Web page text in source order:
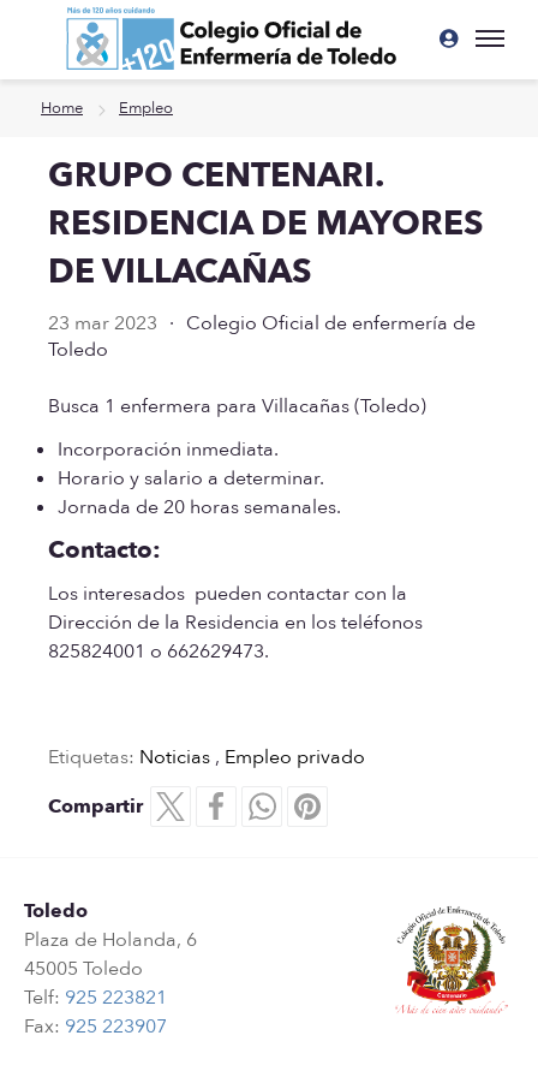
Ir a contenido principal
Home Empleo
GRUPO CENTENARI.
RESIDENCIA DE MAYORES
DE VILLACAÑAS
23 mar 2023 · Colegio Oficial de enfermería de
Toledo
Busca 1 enfermera para Villacañas (Toledo)
Incorporación inmediata.
Horario y salario a determinar.
Jornada de 20 horas semanales.
Contacto:
Los interesados pueden contactar con la
Dirección de la Residencia en los teléfonos
825824001 o 662629473.
Etiquetas: Noticias , Empleo privado
Compartir
Toledo
Plaza de Holanda, 6
45005 Toledo
Telf: 925 223821
Fax: 925 223907